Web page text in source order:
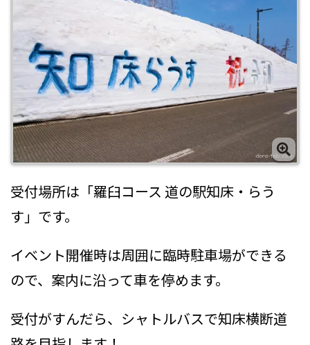
受付場所は「羅臼コース 道の駅知床・らう
す」です。
イベント開催時は周囲に臨時駐車場ができる
ので、案内に沿って車を停めます。
受付がすんだら、シャトルバスで知床横断道